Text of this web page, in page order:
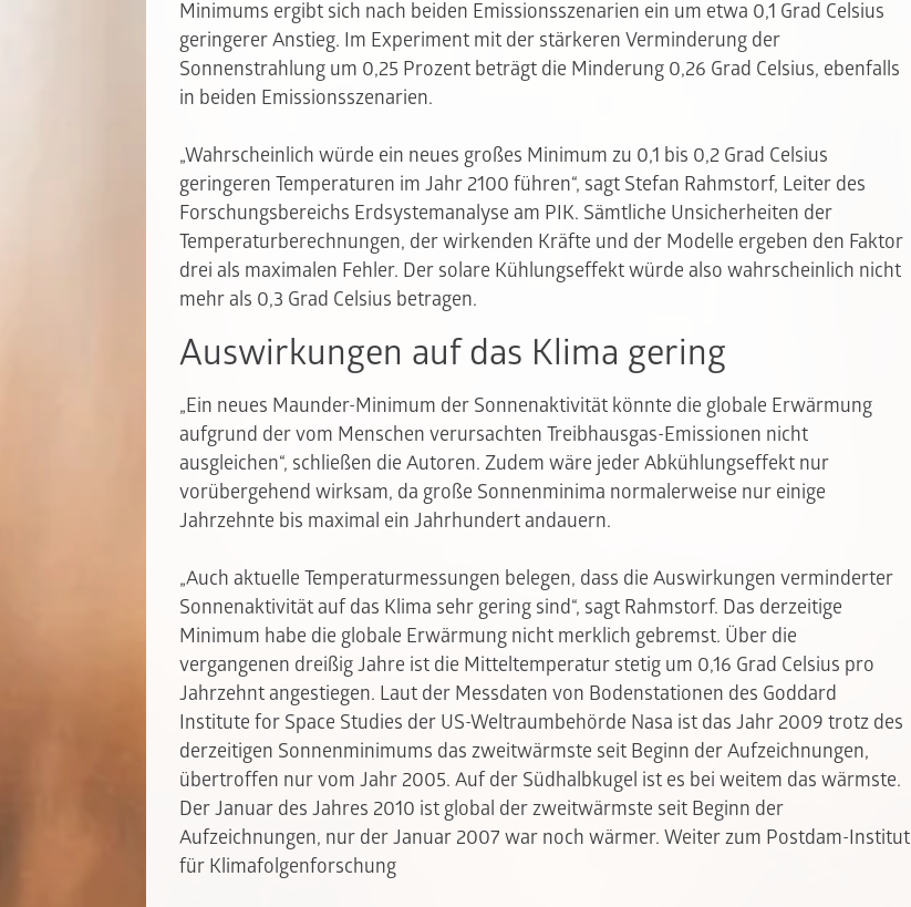
Minimums ergibt sich nach beiden Emissionsszenarien ein um etwa 0,1 Grad Celsius
geringerer Anstieg. Im Experiment mit der stärkeren Verminderung der
Sonnenstrahlung um 0,25 Prozent beträgt die Minderung 0,26 Grad Celsius, ebenfalls
in beiden Emissionsszenarien.
„Wahrscheinlich würde ein neues großes Minimum zu 0,1 bis 0,2 Grad Celsius
geringeren Temperaturen im Jahr 2100 führen“, sagt Stefan Rahmstorf, Leiter des
Forschungsbereichs Erdsystemanalyse am PIK. Sämtliche Unsicherheiten der
Temperaturberechnungen, der wirkenden Kräfte und der Modelle ergeben den Faktor
drei als maximalen Fehler. Der solare Kühlungseffekt würde also wahrscheinlich nicht
mehr als 0,3 Grad Celsius betragen.
Auswirkungen auf das Klima gering
„Ein neues Maunder-Minimum der Sonnenaktivität könnte die globale Erwärmung
aufgrund der vom Menschen verursachten Treibhausgas-Emissionen nicht
ausgleichen“, schließen die Autoren. Zudem wäre jeder Abkühlungseffekt nur
vorübergehend wirksam, da große Sonnenminima normalerweise nur einige
Jahrzehnte bis maximal ein Jahrhundert andauern.
„Auch aktuelle Temperaturmessungen belegen, dass die Auswirkungen verminderter
Sonnenaktivität auf das Klima sehr gering sind“, sagt Rahmstorf. Das derzeitige
Minimum habe die globale Erwärmung nicht merklich gebremst. Über die
vergangenen dreißig Jahre ist die Mitteltemperatur stetig um 0,16 Grad Celsius pro
Jahrzehnt angestiegen. Laut der Messdaten von Bodenstationen des Goddard
Institute for Space Studies der US-Weltraumbehörde Nasa ist das Jahr 2009 trotz des
derzeitigen Sonnenminimums das zweitwärmste seit Beginn der Aufzeichnungen,
übertroffen nur vom Jahr 2005. Auf der Südhalbkugel ist es bei weitem das wärmste.
Der Januar des Jahres 2010 ist global der zweitwärmste seit Beginn der
Aufzeichnungen, nur der Januar 2007 war noch wärmer. Weiter zum Postdam-Institut
für Klimafolgenforschung